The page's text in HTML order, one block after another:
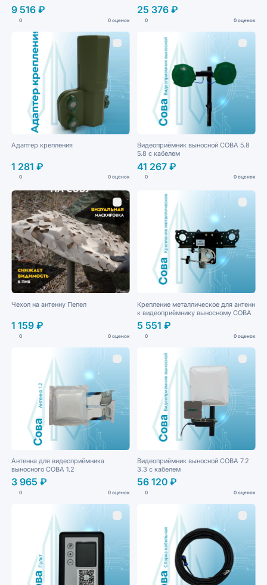
9 516 ₽
0 0 оценок
25 376 ₽
0 0 оценок
Адаптер крепления
1 281 ₽
0 0 оценок
Видеоприёмник выносной СОВА 5.8
5.8 с кабелем
41 267 ₽
0 0 оценок
Чехол на антенну Пепел
1 159 ₽
0 0 оценок
Крепление металлическое для антенн
к видеоприёмнику выносному СОВА
5 551 ₽
0 0 оценок
Антенна для видеоприёмника
выносного СОВА 1.2
3 965 ₽
0 0 оценок
Видеоприёмник выносной СОВА 7.2
3.3 с кабелем
56 120 ₽
0 0 оценок